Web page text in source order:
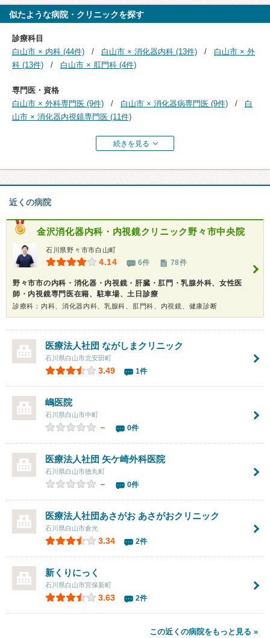
似たような病院・クリニックを探す
診療科目
白山市 × 内科 (44件)
白山市 × 消化器内科 (13件)
白山市 × 外
科 (13件)
白山市 × 肛門科 (4件)
専門医・資格
白山市 × 外科専門医 (9件)
白山市 × 消化器病専門医 (9件)
白
山市 × 消化器内視鏡専門医 (11件)
続きを見る
近くの病院
金沢消化器内科・内視鏡クリニック野々市中央院
石川県野々市市白山町
4.14 6件 78件
野々市市の内科・消化器・内視鏡・肝臓・肛門・乳腺外科、女性医
師・内視鏡専門医在籍、駐車場、土日診療
診療科：内科、消化器内科、乳腺科、肛門科、内視鏡、健康診断
医療法人社団 ながしまクリニック
石川県白山市北安田町
3.49 1件
嶋医院
石川県白山市中町
－ 0件
医療法人社団 矢ケ崎外科医院
石川県白山市徳丸町
－ 0件
医療法人社団あさがお あさがおクリニック
石川県白山市倉光
3.34 2件
新くりにっく
石川県白山市宮保新町
3.63 2件
この近くの病院をもっと見る »